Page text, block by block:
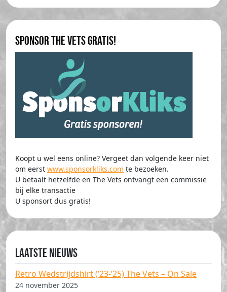
Sponsor The Vets gratis!
Koopt u wel eens online? Vergeet dan volgende keer niet
om eerst www.sponsorkliks.com te bezoeken.
U betaalt hetzelfde en The Vets ontvangt een commissie
bij elke transactie
U sponsort dus gratis!
Laatste nieuws
Retro Wedstrijdshirt (’23-’25) The Vets – On Sale
24 november 2025